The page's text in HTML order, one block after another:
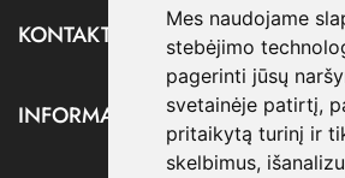
Mes naudojame
stebėjimo
pagerinti jūsų
svetainėje patirtį,
pritaikytą turinį ir
skelbimus,
KONTAKTAI
INFORMACIJA